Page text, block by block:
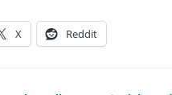
X Reddit